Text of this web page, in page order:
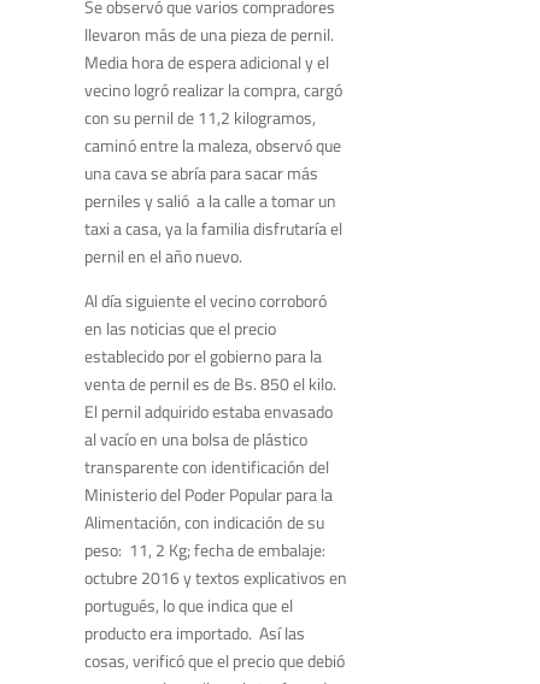
Se observó que varios compradores
llevaron más de una pieza de pernil.
Media hora de espera adicional y el
vecino logró realizar la compra, cargó
con su pernil de 11,2 kilogramos,
caminó entre la maleza, observó que
una cava se abría para sacar más
perniles y salió a la calle a tomar un
taxi a casa, ya la familia disfrutaría el
pernil en el año nuevo.
Al día siguiente el vecino corroboró
en las noticias que el precio
establecido por el gobierno para la
venta de pernil es de Bs. 850 el kilo.
El pernil adquirido estaba envasado
al vacío en una bolsa de plástico
transparente con identificación del
Ministerio del Poder Popular para la
Alimentación, con indicación de su
peso: 11, 2 Kg; fecha de embalaje:
octubre 2016 y textos explicativos en
portugués, lo que indica que el
producto era importado. Así las
cosas, verificó que el precio que debió